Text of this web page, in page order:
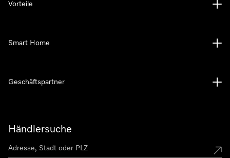
Händlersuche
Vorteile
Smart Home
Geschäftspartner